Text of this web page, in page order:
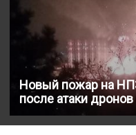
Новый пожар на
после атаки